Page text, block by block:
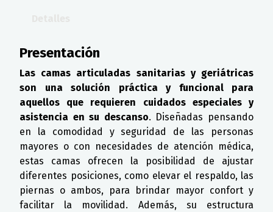
Presentación
Las camas articuladas sanitarias y geriátricas
son una solución práctica y funcional para
aquellos que requieren cuidados especiales y
asistencia en su descanso. Diseñadas pensando
en la comodidad y seguridad de las personas
mayores o con necesidades de atención médica,
estas camas ofrecen la posibilidad de ajustar
diferentes posiciones, como elevar el respaldo, las
piernas o ambos, para brindar mayor confort y
facilitar la movilidad. Además, su estructura